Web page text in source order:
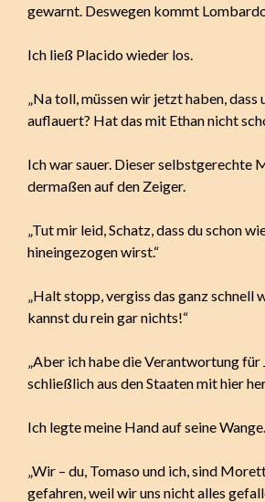
gewarnt. Deswegen kommt Lombardo
Ich ließ Placido wieder los.
„Na toll, müssen wir jetzt haben, dass
auflauert? Hat das mit Ethan nicht
Ich war sauer. Dieser selbstgerechte
dermaßen auf den Zeiger.
„Tut mir leid, Schatz, dass du schon
hineingezogen wirst.“
„Halt stopp, vergiss das ganz schnell
kannst du rein gar nichts!“
„Aber ich habe die Verantwortung
schließlich aus den Staaten mit hier
Ich legte meine Hand auf seine Wange.
„Wir – du, Tomaso und ich, sind
gefahren, weil wir uns nicht alles